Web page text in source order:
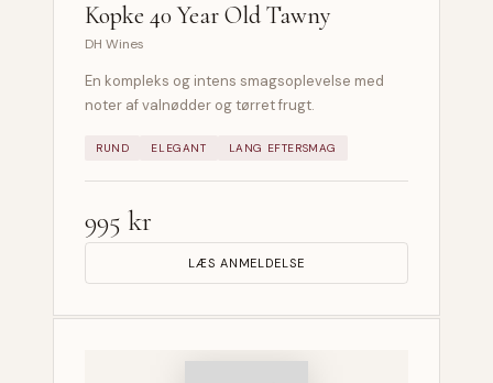
Kopke 40 Year Old Tawny
DH Wines
En kompleks og intens smagsoplevelse med
noter af valnødder og tørret frugt.
RUND ELEGANT LANG EFTERSMAG
995 kr
LÆS ANMELDELSE